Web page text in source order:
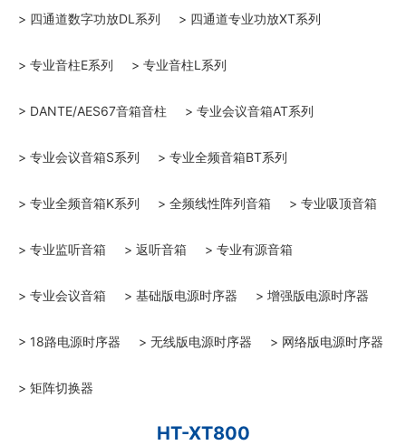
HT-XT800
> 四通道数字功放DL系列 > 四通道专业功放XT系列
> 专业音柱E系列 > 专业音柱L系列
> DANTE/AES67音箱音柱 > 专业会议音箱AT系列
> 专业会议音箱S系列 > 专业全频音箱BT系列
> 专业全频音箱K系列 > 全频线性阵列音箱 > 专业吸顶音箱
> 专业监听音箱 > 返听音箱 > 专业有源音箱
> 专业会议音箱 > 基础版电源时序器 > 增强版电源时序器
> 18路电源时序器 > 无线版电源时序器 > 网络版电源时序器
> 矩阵切换器